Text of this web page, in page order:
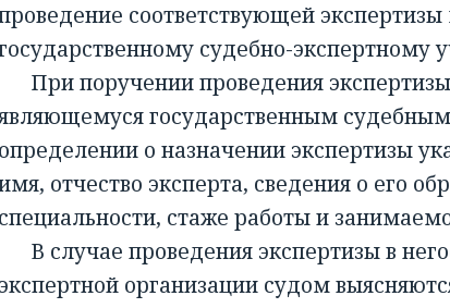
соответствующей
судебно-экспертному
При поручении проведения
государственным
определении о назначении экспертизы
отчество эксперта, сведения о его
специальности, стаже работы и
В случае проведения экспертизы в
экспертной организации судом